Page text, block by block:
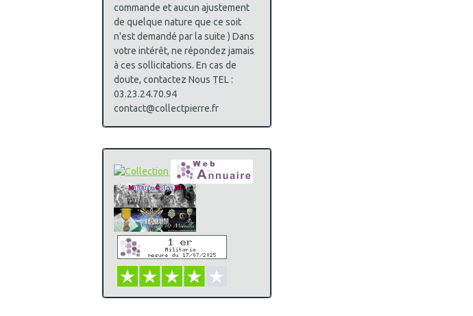
commande et aucun ajustement
de quelque nature que ce soit
n'est demandé par la suite ) Dans
votre intérêt, ne répondez jamais
à ces sollicitations. En cas de
doute, contactez Nous TEL :
03.23.24.70.94
contact@collectpierre.fr